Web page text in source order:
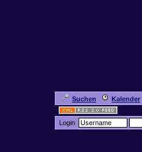
Suchen Kalender
Login: